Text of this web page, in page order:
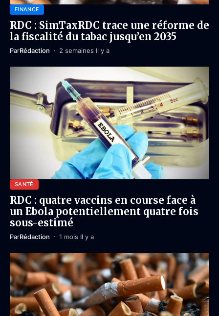
FINANCE
RDC : SimTaxRDC trace une réforme de
la fiscalité du tabac jusqu’en 2035
ParRédaction 2 semaines Il y a
SANTÉ
RDC : quatre vaccins en course face à
un Ebola potentiellement quatre fois
sous-estimé
ParRédaction 1 mois Il y a